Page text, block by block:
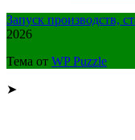
Запуск производств,
2026
Тема от WP Puzzle
➤